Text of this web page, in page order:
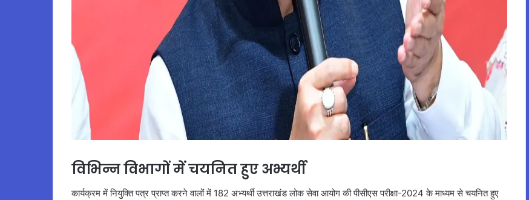
विभिन्न विभागों में चयनित हुए अभ्यर्थी
कार्यक्रम में नियुक्ति पत्र प्राप्त करने वालों में 182 अभ्यर्थी उत्तराखंड लोक सेवा आयोग की पीसीएस परीक्षा-2024 के माध्यम से चयनित हुए